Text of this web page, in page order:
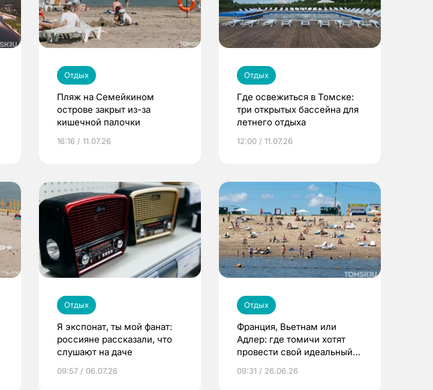
Отдых
Пляж на Семейкином
острове закрыт из-за
кишечной палочки
16:16 / 11.07.26
Отдых
Где освежиться в Томске:
три открытых бассейна для
летнего отдыха
12:00 / 11.07.26
Отдых
Я экспонат, ты мой фанат:
россияне рассказали, что
слушают на даче
09:57 / 06.07.26
Отдых
Франция, Вьетнам или
Адлер: где томичи хотят
провести свой идеальный
09:31 / 26.06.26